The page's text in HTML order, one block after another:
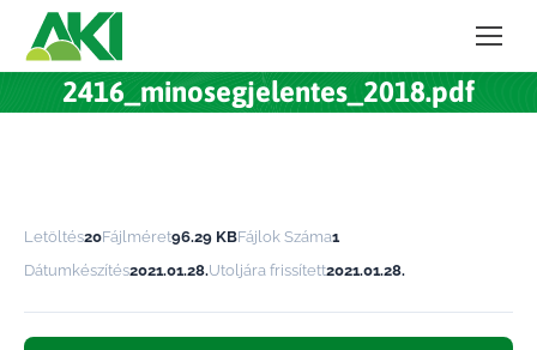
2416_minosegjelentes_2018.pdf
Letöltés20Fájlméret96.29 KBFájlok Száma1
Dátumkészítés2021.01.28.Utoljára frissített2021.01.28.